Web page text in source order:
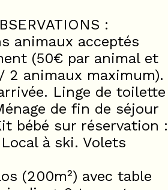
:
animaux acceptés
(50€ par animal et
2 animaux maximum).
Linge de toilette
de fin de séjour
bébé sur réservation :
à ski. Volets
(200m²) avec table